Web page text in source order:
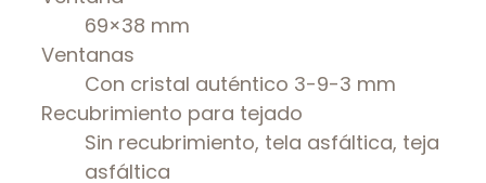
69×38 mm
Ventanas
Con cristal auténtico 3-9-3 mm
Recubrimiento para tejado
Sin recubrimiento, tela asfáltica, teja
asfáltica